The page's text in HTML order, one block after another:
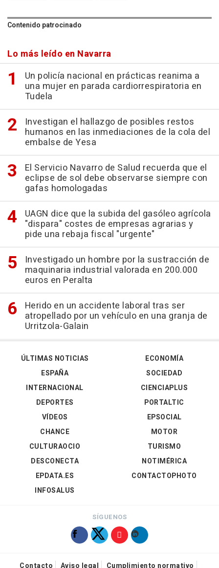
Contenido patrocinado
Lo más leído en Navarra
Un policía nacional en prácticas reanima a
una mujer en parada cardiorrespiratoria en
Tudela
Investigan el hallazgo de posibles restos
humanos en las inmediaciones de la cola del
embalse de Yesa
El Servicio Navarro de Salud recuerda que el
eclipse de sol debe observarse siempre con
gafas homologadas
UAGN dice que la subida del gasóleo agrícola
"dispara" costes de empresas agrarias y
pide una rebaja fiscal "urgente"
Investigado un hombre por la sustracción de
maquinaria industrial valorada en 200.000
euros en Peralta
Herido en un accidente laboral tras ser
atropellado por un vehículo en una granja de
Urritzola-Galain
ÚLTIMAS NOTICIAS
ESPAÑA
INTERNACIONAL
DEPORTES
VÍDEOS
ECONOMÍA
SOCIEDAD
CIENCIAPLUS
PORTALTIC
EPSOCIAL
CHANCE
CULTURAOCIO
DESCONECTA
EPDATA.ES
INFOSALUS
MOTOR
TURISMO
NOTIMÉRICA
CONTACTOPHOTO
SÍGUENOS
Contacto Aviso legal Cumplimiento normativo